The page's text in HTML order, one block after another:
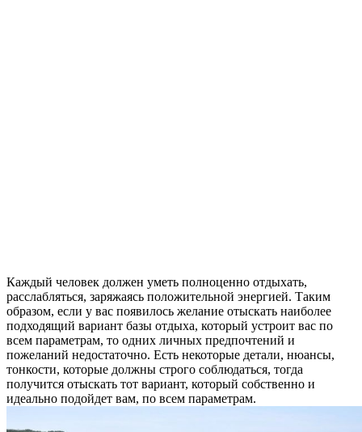
Каждый человек должен уметь полноценно отдыхать,
расслабляться, заряжаясь положительной энергией. Таким
образом, если у вас появилось желание отыскать наиболее
подходящий вариант базы отдыха, который устроит вас по
всем параметрам, то одних личных предпочтений и
пожеланий недостаточно. Есть некоторые детали, нюансы,
тонкости, которые должны строго соблюдаться, тогда
получится отыскать тот вариант, который собственно и
идеально подойдет вам, по всем параметрам.